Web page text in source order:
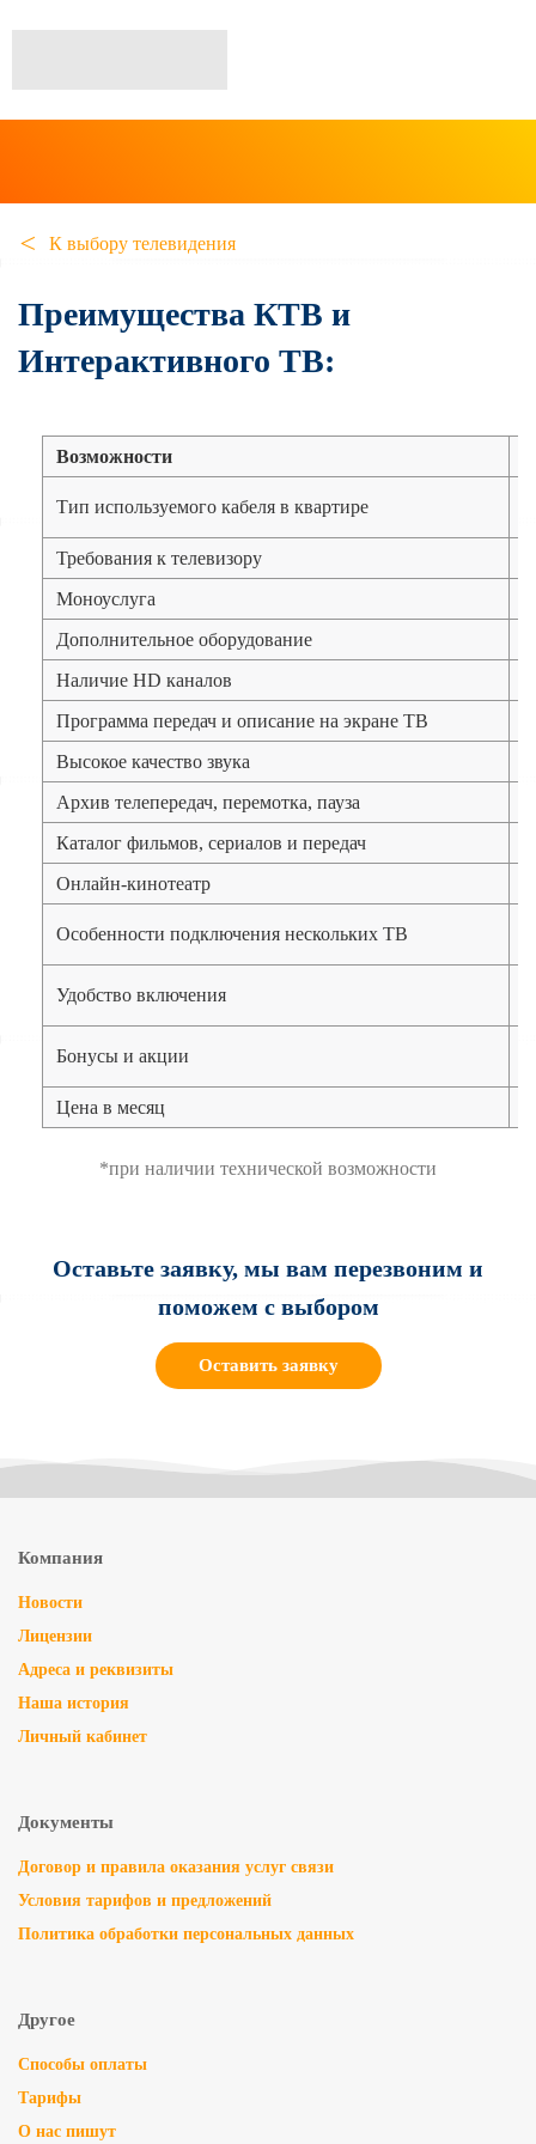
К выбору телевидения
Преимущества КТВ и
Интерактивного ТВ:
Возможности
Тип используемого кабеля в квартире
Требования к телевизору
Моноуслуга
Дополнительное оборудование
Наличие HD каналов
Программа передач и описание на экране ТВ
Высокое качество звука
Архив телепередач, перемотка, пауза
Каталог фильмов, сериалов и передач
Онлайн-кинотеатр
Особенности подключения нескольких ТВ
Удобство включения
Бонусы и акции
Цена в месяц
*при наличии технической возможности
Оставьте заявку, мы вам перезвоним и
поможем с выбором
Оставить заявку
Компания
Новости
Лицензии
Адреса и реквизиты
Наша история
Личный кабинет
Документы
Договор и правила оказания услуг связи
Условия тарифов и предложений
Политика обработки персональных данных
Другое
Способы оплаты
Тарифы
О нас пишут